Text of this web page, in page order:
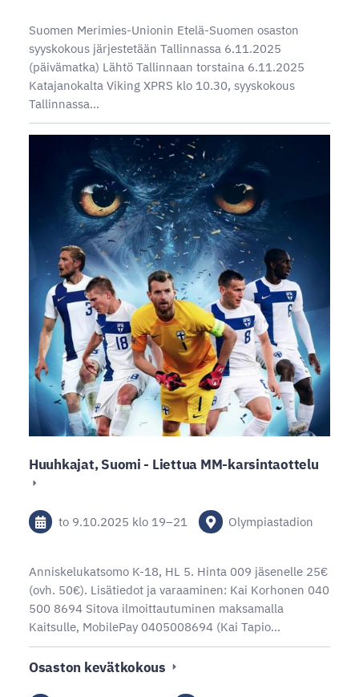
Suomen Merimies-Unionin Etelä-Suomen osaston
syyskokous järjestetään Tallinnassa 6.11.2025
(päivämatka) Lähtö Tallinnaan torstaina 6.11.2025
Katajanokalta Viking XPRS klo 10.30, syyskokous
Tallinnassa…
Huuhkajat, Suomi - Liettua MM-karsintaottelu
to 9.10.2025 klo 19–21 Olympiastadion
Anniskelukatsomo K-18, HL 5. Hinta 009 jäsenelle 25€
(ovh. 50€). Lisätiedot ja varaaminen: Kai Korhonen 040
500 8694 Sitova ilmoittautuminen maksamalla
Kaitsulle, MobilePay 0405008694 (Kai Tapio…
Osaston kevätkokous